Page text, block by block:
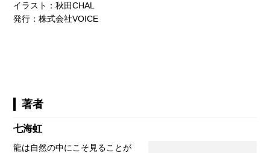
イラスト：秋田CHAL
発行：株式会社VOICE
著者
七海虹
龍は自然の中にこそ見ることが